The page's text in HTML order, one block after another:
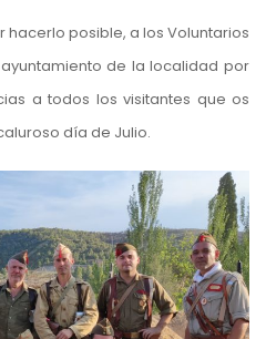
posible, a los Voluntarios
de la localidad por
a todos los visitantes que os
día de Julio.